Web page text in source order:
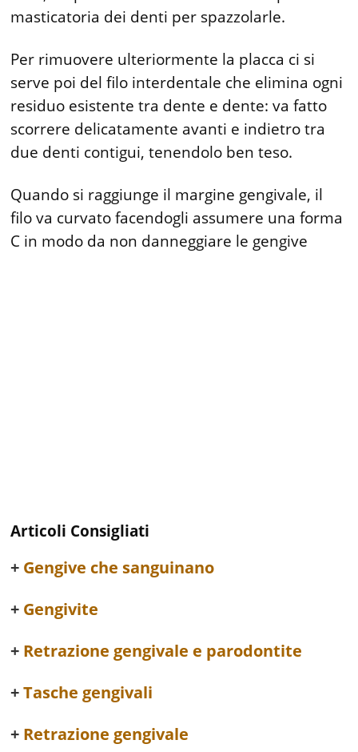
masticatoria dei denti per spazzolarle.
Per rimuovere ulteriormente la placca ci si
serve poi del filo in­terdentale che elimina ogni
resi­duo esistente tra dente e dente: va fatto
scorrere delicatamente avanti e indietro tra
due denti contigui, tenendolo ben teso.
Quando si raggiunge il margine gengivale, il
filo va curvato fa­cendogli assumere una forma
C in modo da non danneggiare le gengive
Articoli Consigliati
Gengive che sanguinano
Gengivite
Retrazione gengivale e parodontite
Tasche gengivali
Retrazione gengivale